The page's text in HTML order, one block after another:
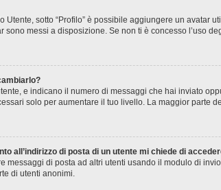
Utente, sotto “Profilo” è possibile aggiungere un
sono messi a disposizione. Se non ti è concesso l’uso
e indicano il numero di messaggi che hai inviato
solo per aumentare il tuo livello. La maggior parte
all’indirizzo di posta di un utente mi chiede di
messaggi di posta ad altri utenti usando il modulo di
di utenti anonimi.